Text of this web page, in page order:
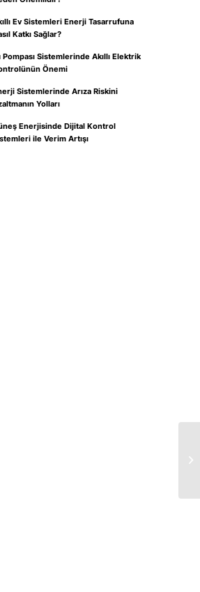
Ev Sistemleri Enerji Tasarrufuna
Katkı Sağlar?
Pompası Sistemlerinde Akıllı Elektrik
Önemi
Sistemlerinde Arıza Riskini
Yolları
Enerjisinde Dijital Kontrol
ile Verim Artışı